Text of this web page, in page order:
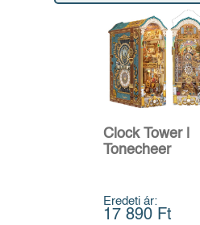
Clock Tower |
Tonecheer
Eredeti ár:
17 890 Ft